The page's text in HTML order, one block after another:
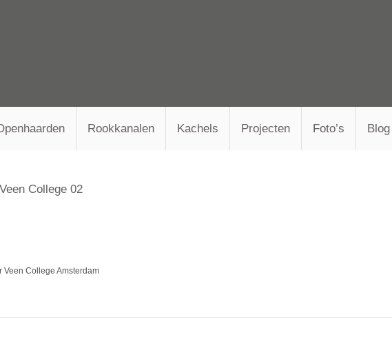
Rookkanalen Kachels Projecten Foto’s Blog
College 02
Veen College Amsterdam